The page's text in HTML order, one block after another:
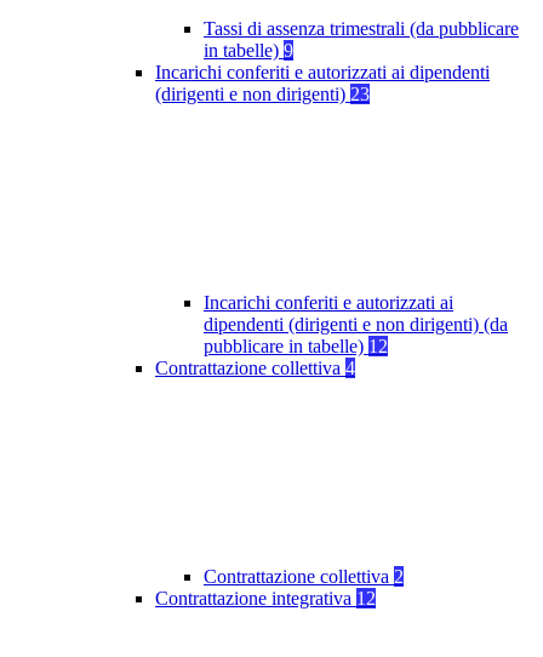
Tassi di assenza trimestrali (da pubblicare
in tabelle) 9
Incarichi conferiti e autorizzati ai dipendenti
(dirigenti e non dirigenti) 23
Incarichi conferiti e autorizzati ai
dipendenti (dirigenti e non dirigenti) (da
pubblicare in tabelle) 12
Contrattazione collettiva 4
Contrattazione collettiva 2
Contrattazione integrativa 12